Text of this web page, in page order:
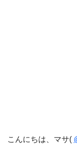
こんにちは、マサ(